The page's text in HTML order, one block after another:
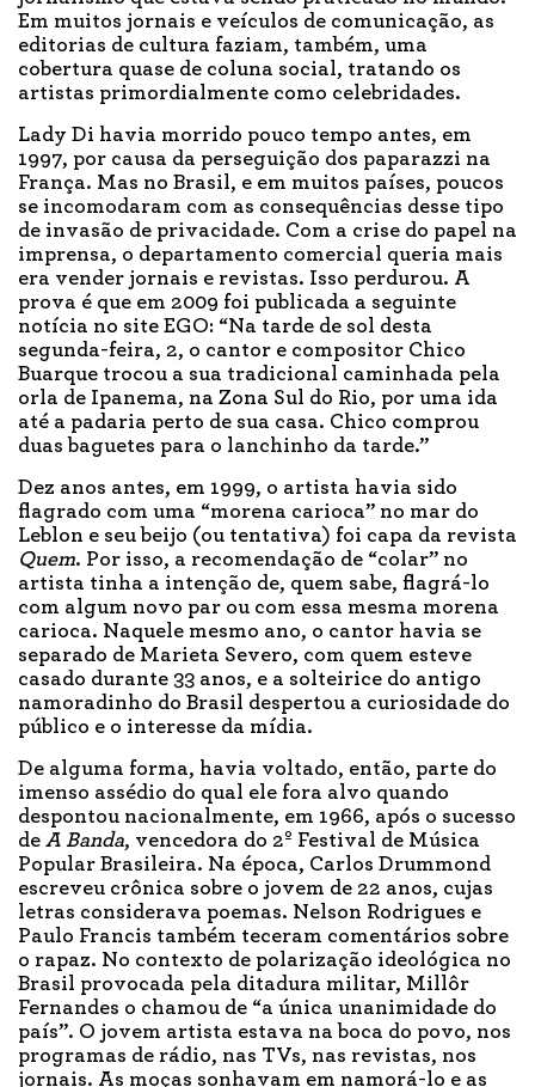
Em muitos jornais e veículos de comunicação, as
editorias de cultura faziam, também, uma
cobertura quase de coluna social, tratando os
artistas primordialmente como celebridades.
Lady Di havia morrido pouco tempo antes, em
1997, por causa da perseguição dos paparazzi na
França. Mas no Brasil, e em muitos países, poucos
se incomodaram com as consequências desse tipo
de invasão de privacidade. Com a crise do papel na
imprensa, o departamento comercial queria mais
era vender jornais e revistas. Isso perdurou. A
prova é que em 2009 foi publicada a seguinte
notícia no site EGO: “Na tarde de sol desta
segunda-feira, 2, o cantor e compositor Chico
Buarque trocou a sua tradicional caminhada pela
orla de Ipanema, na Zona Sul do Rio, por uma ida
até a padaria perto de sua casa. Chico comprou
duas baguetes para o lanchinho da tarde.”
Dez anos antes, em 1999, o artista havia sido
flagrado com uma “morena carioca” no mar do
Leblon e seu beijo (ou tentativa) foi capa da revista
Quem. Por isso, a recomendação de “colar” no
artista tinha a intenção de, quem sabe, flagrá-lo
com algum novo par ou com essa mesma morena
carioca. Naquele mesmo ano, o cantor havia se
separado de Marieta Severo, com quem esteve
casado durante 33 anos, e a solteirice do antigo
namoradinho do Brasil despertou a curiosidade do
público e o interesse da mídia.
De alguma forma, havia voltado, então, parte do
imenso assédio do qual ele fora alvo quando
despontou nacionalmente, em 1966, após o sucesso
de A Banda, vencedora do 2º Festival de Música
Popular Brasileira. Na época, Carlos Drummond
escreveu crônica sobre o jovem de 22 anos, cujas
letras considerava poemas. Nelson Rodrigues e
Paulo Francis também teceram comentários sobre
o rapaz. No contexto de polarização ideológica no
Brasil provocada pela ditadura militar, Millôr
Fernandes o chamou de “a única unanimidade do
país”. O jovem artista estava na boca do povo, nos
programas de rádio, nas TVs, nas revistas, nos
jornais. As moças sonhavam em namorá-lo e as